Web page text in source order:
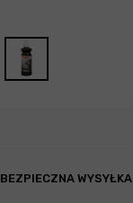
BEZPIECZNA WYSYŁKA